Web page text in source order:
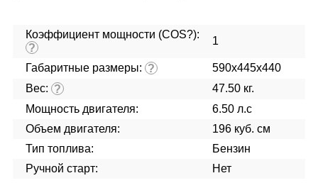
Коэффициент мощности (COS?):
?
1
Габаритные размеры: ?
590x445x440
Вес: ?
47.50 кг.
Мощность двигателя:
6.50 л.с
Объем двигателя:
196 куб. см
Тип топлива:
Бензин
Ручной старт:
Нет